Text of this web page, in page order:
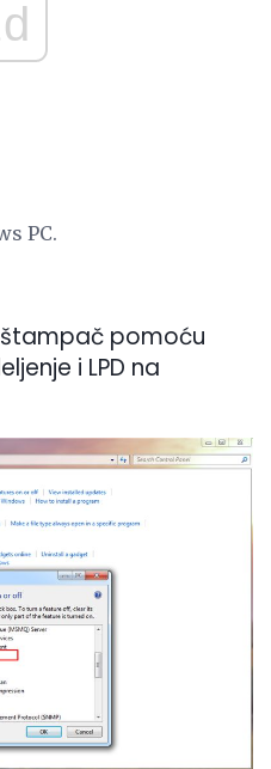
PC.
štampač pomoću
i LPD na